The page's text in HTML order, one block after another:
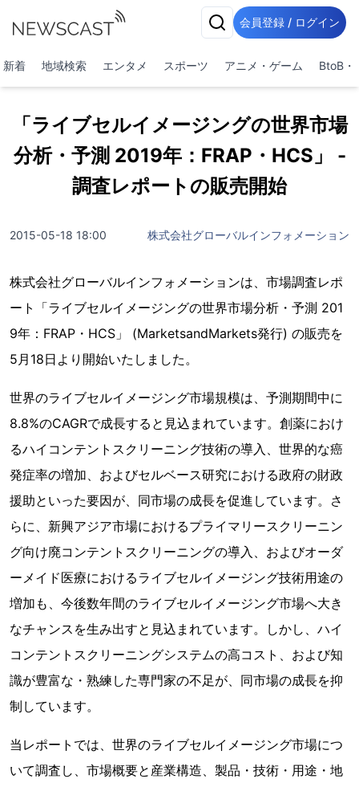
会員登録 / ログイン
新着 地域検索 エンタメ スポーツ アニメ・ゲーム BtoB・
「ライブセルイメージングの世界市場
分析・予測 2019年：FRAP・HCS」 -
調査レポートの販売開始
2015-05-18 18:00 株式会社グローバルインフォメーション
株式会社グローバルインフォメーションは、市場調査レポ
ート「ライブセルイメージングの世界市場分析・予測 201
9年：FRAP・HCS」 (MarketsandMarkets発行) の販売を
5月18日より開始いたしました。
世界のライブセルイメージング市場規模は、予測期間中に
8.8%のCAGRで成長すると見込まれています。創薬におけ
るハイコンテントスクリーニング技術の導入、世界的な癌
発症率の増加、およびセルベース研究における政府の財政
援助といった要因が、同市場の成長を促進しています。さ
らに、新興アジア市場におけるプライマリースクリーニン
グ向け廃コンテントスクリーニングの導入、およびオーダ
ーメイド医療におけるライブセルイメージング技術用途の
増加も、今後数年間のライブセルイメージング市場へ大き
なチャンスを生み出すと見込まれています。しかし、ハイ
コンテントスクリーニングシステムの高コスト、および知
識が豊富な・熟練した専門家の不足が、同市場の成長を抑
制しています。
当レポートでは、世界のライブセルイメージング市場につ
いて調査し、市場概要と産業構造、製品・技術・用途・地